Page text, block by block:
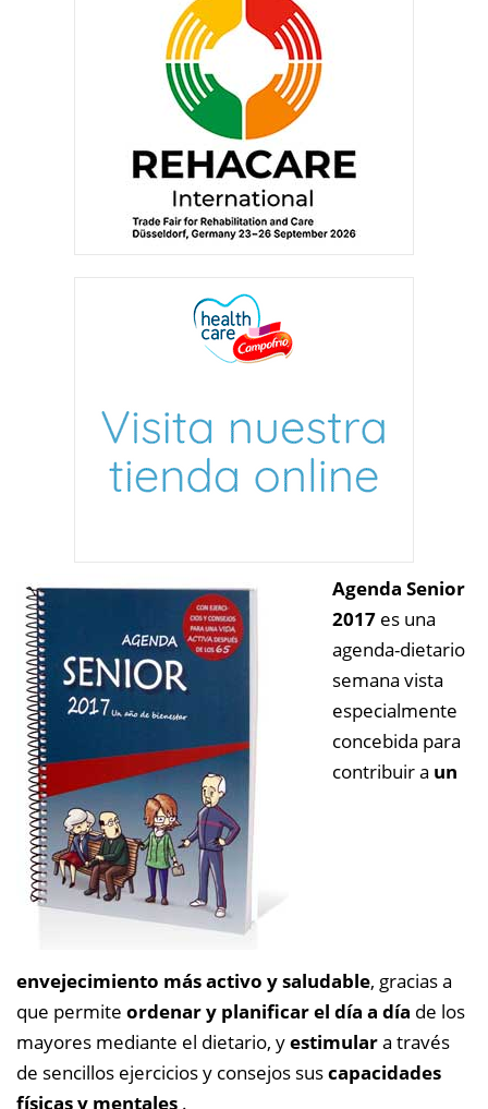
Agenda Senior
2017 es una
agenda-dietario
semana vista
especialmente
concebida para
contribuir a un
envejecimiento más activo y saludable, gracias a
que permite ordenar y planificar el día a día de los
mayores mediante el dietario, yestimulara través
de sencillos ejercicios y consejos suscapacidades
físicas y mentales .